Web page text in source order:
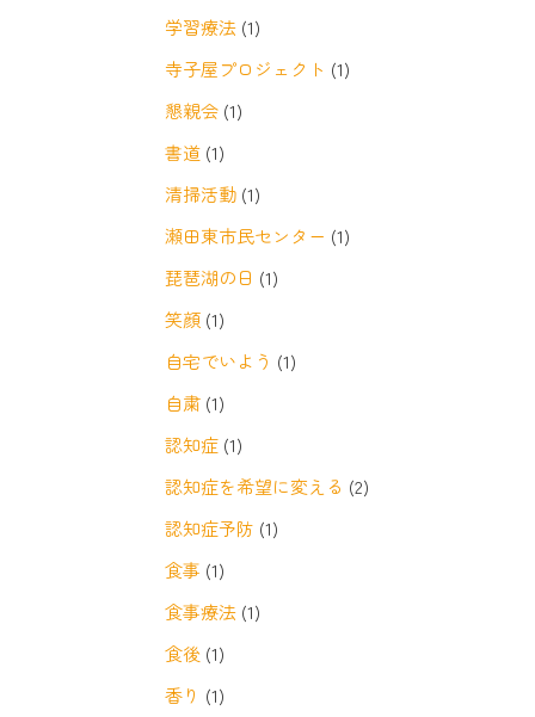
学習療法 (1)
寺子屋プロジェクト (1)
懇親会 (1)
書道 (1)
清掃活動 (1)
瀬田東市民センター (1)
琵琶湖の日 (1)
笑顔 (1)
自宅でいよう (1)
自粛 (1)
認知症 (1)
認知症を希望に変える (2)
認知症予防 (1)
食事 (1)
食事療法 (1)
食後 (1)
香り (1)